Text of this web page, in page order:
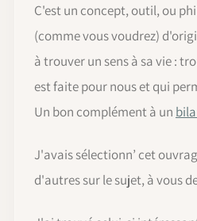
C'est un concept, outil, ou
(comme vous voudrez)
à trouver un sens à sa vie :
est faite pour nous et qui
Un bon complément à un
J'avais sélectionn’ cet
d'autres sur le sujet, à vous